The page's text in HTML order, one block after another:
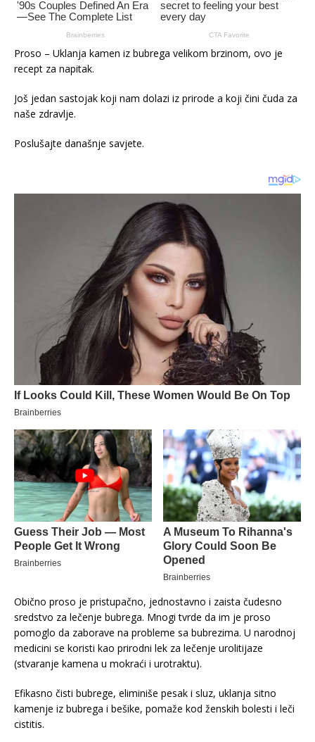
Proso – Uklanja kamen iz bubrega velikom brzinom, ovo je
recept za napitak.
Još jedan sastojak koji nam dolazi iz prirode a koji čini čuda za
naše zdravlje.
Poslušajte današnje savjete.
Obično proso je pristupačno, jednostavno i zaista čudesno
sredstvo za lečenje bubrega. Mnogi tvrde da im je proso
pomoglo da zaborave na probleme sa bubrezima. U narodnoj
medicini se koristi kao prirodni lek za lečenje urolitijaze
(stvaranje kamena u mokraći i urotraktu).
Efikasno čisti bubrege, eliminiše pesak i sluz, uklanja sitno
kamenje iz bubrega i bešike, pomaže kod ženskih bolesti i leči
cistitis.